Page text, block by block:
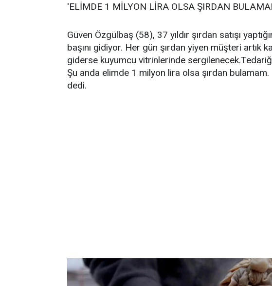
'ELİMDE 1 MİLYON LİRA OLSA ŞIRDAN
Güven Özgülbaş (58), 37 yıldır şırdan satışı
başını gidiyor. Her gün şırdan yiyen müşteri artık
giderse kuyumcu vitrinlerinde
Şu anda elimde 1 milyon lira olsa şırdan bulamam.
dedi.